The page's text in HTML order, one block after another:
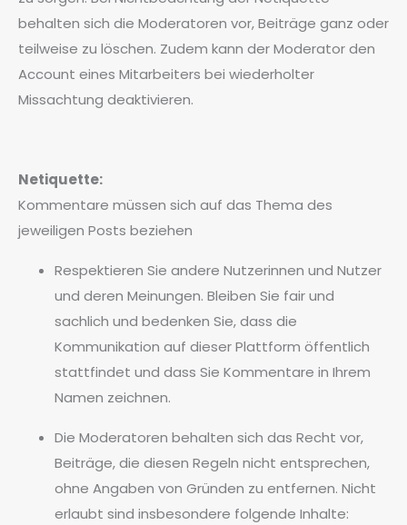
behalten sich die Moderatoren vor, Beiträge ganz oder
teilweise zu löschen. Zudem kann der Moderator den
Account eines Mitarbeiters bei wiederholter
Missachtung deaktivieren.
Netiquette:
Kommentare müssen sich auf das Thema des
jeweiligen Posts beziehen
Respektieren Sie andere Nutzerinnen und Nutzer
und deren Meinungen. Bleiben Sie fair und
sachlich und bedenken Sie, dass die
Kommunikation auf dieser Plattform öffentlich
stattfindet und dass Sie Kommentare in Ihrem
Namen zeichnen.
Die Moderatoren behalten sich das Recht vor,
Beiträge, die diesen Regeln nicht entsprechen,
ohne Angaben von Gründen zu entfernen. Nicht
erlaubt sind insbesondere folgende Inhalte: